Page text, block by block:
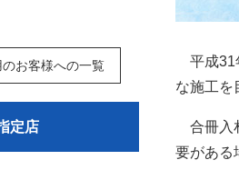
平成31
な施工を
合冊入
要がある
のお客様への一覧
定店